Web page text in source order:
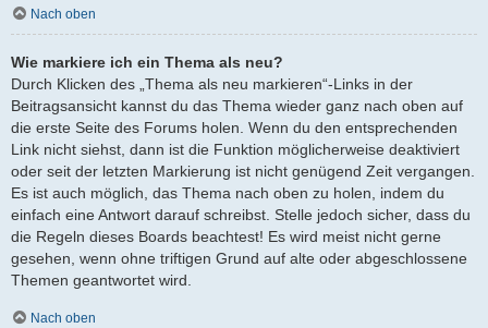
Nach oben
Wie markiere ich ein Thema als neu?
Durch Klicken des „Thema als neu markieren“-Links in der
Beitragsansicht kannst du das Thema wieder ganz nach oben auf
die erste Seite des Forums holen. Wenn du den entsprechenden
Link nicht siehst, dann ist die Funktion möglicherweise deaktiviert
oder seit der letzten Markierung ist nicht genügend Zeit vergangen.
Es ist auch möglich, das Thema nach oben zu holen, indem du
einfach eine Antwort darauf schreibst. Stelle jedoch sicher, dass du
die Regeln dieses Boards beachtest! Es wird meist nicht gerne
gesehen, wenn ohne triftigen Grund auf alte oder abgeschlossene
Themen geantwortet wird.
Nach oben